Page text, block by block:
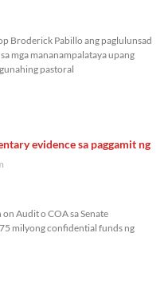
Broderick Pabillo ang paglulunsad
mga mananampalataya upang
pastoral
evidence sa paggamit ng
Audit o COA sa Senate
milyong confidential funds ng